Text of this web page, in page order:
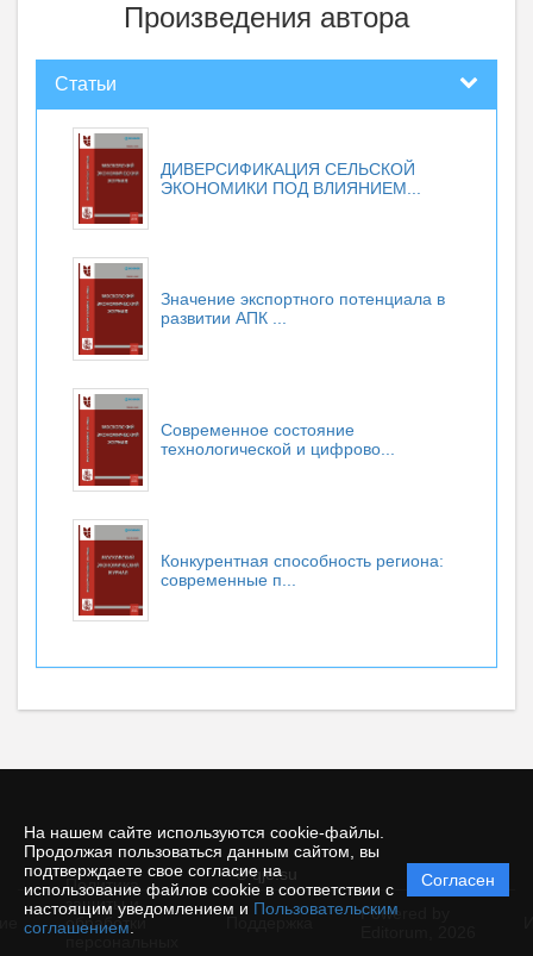
На нашем сайте используются cookie-файлы.
Продолжая пользоваться данным сайтом, вы
подтверждаете свое согласие на
использование файлов cookie в соответствии с
настоящим уведомлением и Пользовательским
соглашением
Согласен
Произведения автора
Статьи
ДИВЕРСИФИКАЦИЯ СЕЛЬСКОЙ
ЭКОНОМИКИ ПОД ВЛИЯНИЕМ...
Значение экспортного потенциала в
развитии АПК ...
Современное состояние
технологической и цифрово...
Конкурентная способность региона:
современные п...
© qje.su
Политика
защиты и
обработки
Powered by